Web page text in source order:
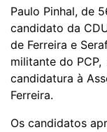
Paulo Pinhal, de
candidato da
de Ferreira e
militante do
candidatura à
Ferreira.
Os candidatos